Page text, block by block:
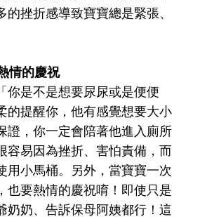
挫折感導致寶寶總是緊張、
情的慶祝
你是不是想要尿尿或是便便
的提醒你，他有感覺想要大小
證，你一定會陪著他進入廁所
容易因為挫折、害怕責備，而
用小馬桶。另外，當寶寶一次
也要熱情的慶祝唷！即使只是
奶奶、告訴保母阿姨都行！這